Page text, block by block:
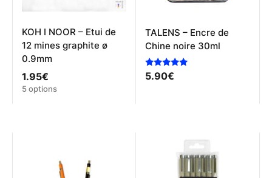
KOH I NOOR – Etui de
12 mines graphite ø
0.9mm
1.95€
Ce
peuvent
5 options
TALENS – Encre de
Chine noire 30ml
Note
5.00
5.90€